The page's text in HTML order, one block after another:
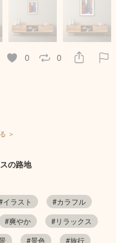
0 0
＞
の路地
イラスト
#カラフル
#爽やか
#リラックス
#景色
#旅行